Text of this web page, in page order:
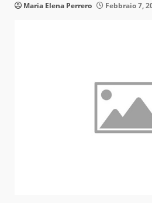
Maria Elena Perrero Febbraio 7,